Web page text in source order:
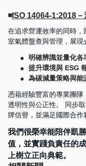
◾ISO 14064-1:2018
在追求營運效率的同時
室氣體盤查與管理，展現
明確辨識並量化各
提升環境與 ESG
為碳減量策略與能
憑藉經驗豐富的專業團隊
透明性與公正性。 同步
牌信譽，並滿足國際合作
我們很榮幸能陪伴凱
值，並實踐負責任的
上樹立正向典範。